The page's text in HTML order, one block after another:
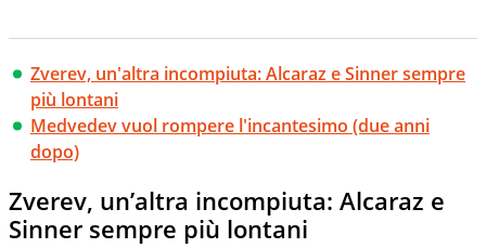
Zverev, un'altra incompiuta: Alcaraz e Sinner sempre
più lontani
Medvedev vuol rompere l'incantesimo (due anni
dopo)
Zverev, un’altra incompiuta: Alcaraz e
Sinner sempre più lontani